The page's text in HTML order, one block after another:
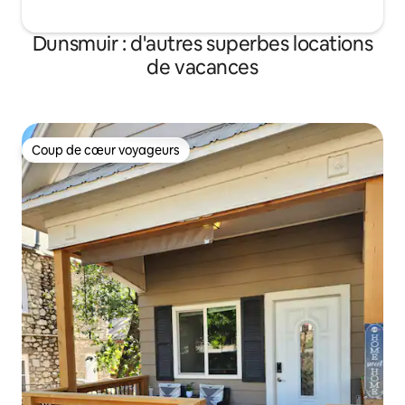
Dunsmuir : d'autres superbes locations
de vacances
Coup de cœur voyageurs
Coup de cœur voyageurs